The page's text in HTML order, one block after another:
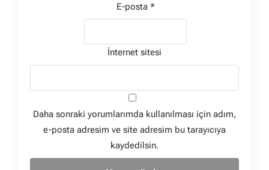
E-posta *
İnternet sitesi
Daha sonraki yorumlarımda kullanılması için adım,
e-posta adresim ve site adresim bu tarayıcıya
kaydedilsin.